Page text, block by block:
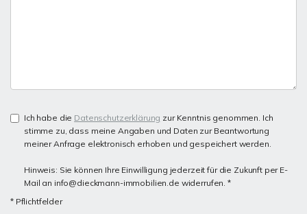
Ich habe die Datenschutzerklärung zur Kenntnis genommen. Ich
stimme zu, dass meine Angaben und Daten zur Beantwortung
meiner Anfrage elektronisch erhoben und gespeichert werden.
Hinweis: Sie können Ihre Einwilligung jederzeit für die Zukunft per E-
Mail an info@dieckmann-immobilien.de widerrufen. *
* Pflichtfelder